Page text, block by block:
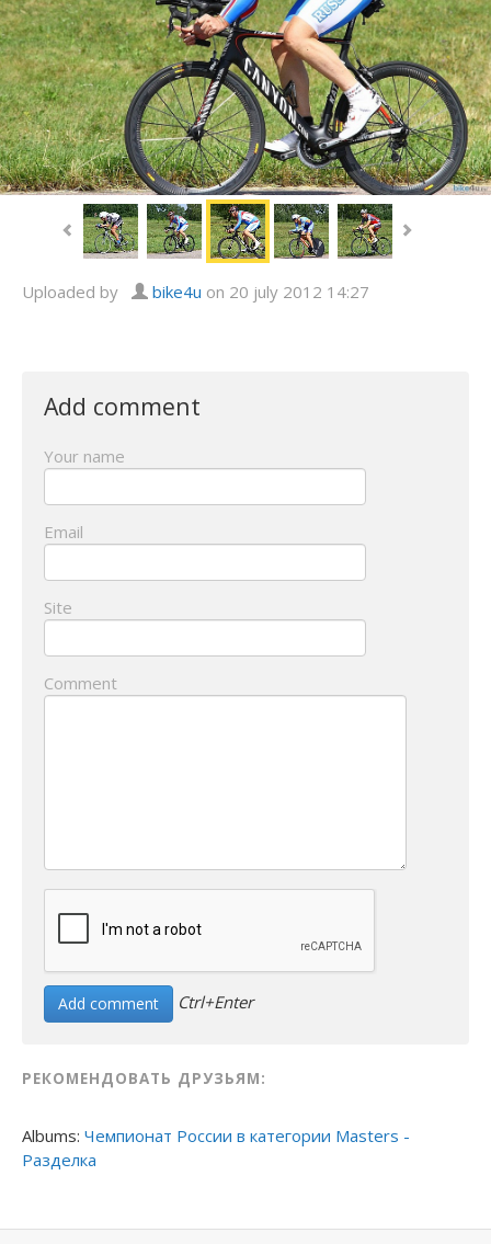
Uploaded by bike4u on 20 july 2012 14:27
Add comment
Your name
Email
Site
Comment
Ctrl+Enter
РЕКОМЕНДОВАТЬ ДРУЗЬЯМ:
Albums: Чемпионат России в категории Masters -
Разделка